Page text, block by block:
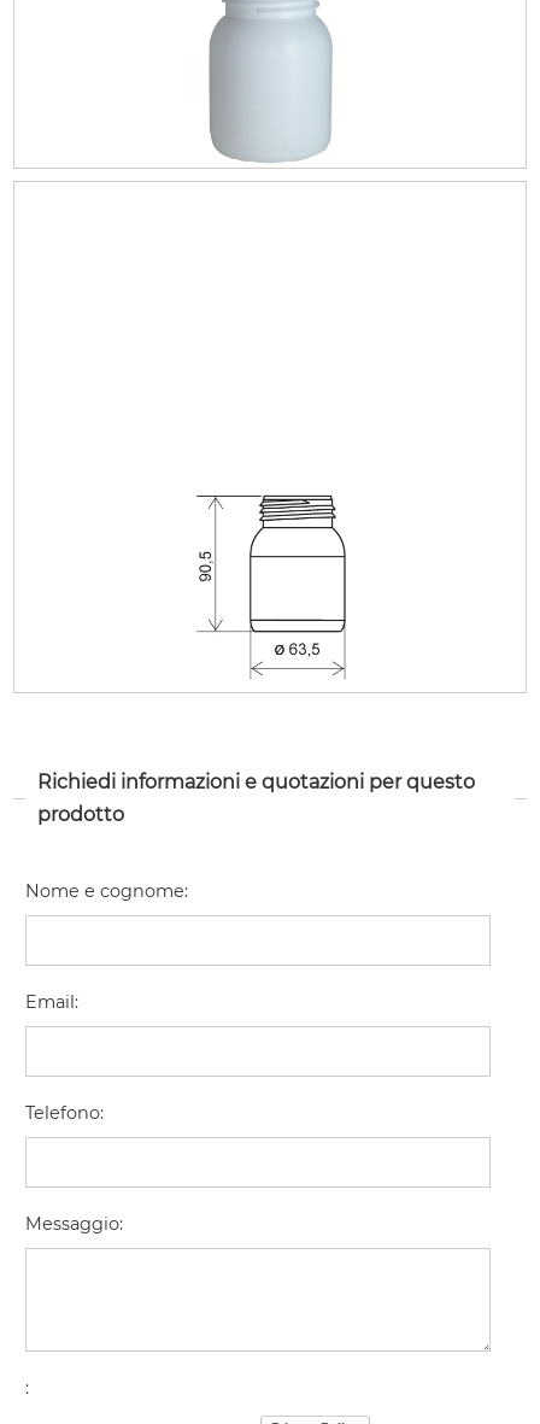
Richiedi informazioni e quotazioni per questo
prodotto
Nome e cognome:
Email:
Telefono:
Messaggio:
: